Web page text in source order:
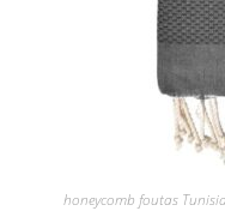
honeycomb foutas Tunisia